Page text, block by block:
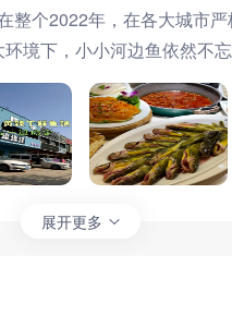
个2022年，在各大城市
境下，小小河边鱼依然不
展开更多